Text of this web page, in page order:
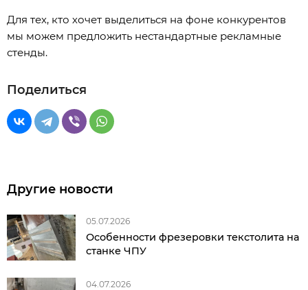
Для тех, кто хочет выделиться на фоне конкурентов
мы можем предложить нестандартные рекламные
стенды.
Поделиться
Другие новости
05.07.2026
Особенности фрезеровки текстолита на
станке ЧПУ
04.07.2026